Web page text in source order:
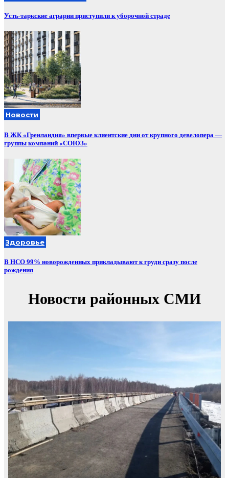
Усть-таркские аграрии приступили к уборочной страде
Новости
В ЖК «Гренландия» впервые клиентские дни от крупного девелопера —
группы компаний «СОЮЗ»
Здоровье
В НСО 99% новорожденных прикладывают к груди сразу после
рождения